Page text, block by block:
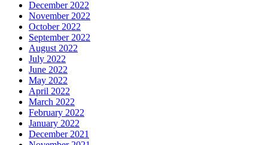
December 2022
November 2022
October 2022
September 2022
August 2022
July 2022
June 2022
May 2022
April 2022
March 2022
February 2022
January 2022
December 2021